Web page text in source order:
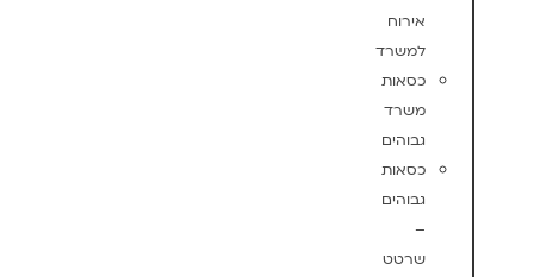
אירוח
למשרד
כסאות
משרד
גבוהים
כסאות
גבוהים
–
שרטט